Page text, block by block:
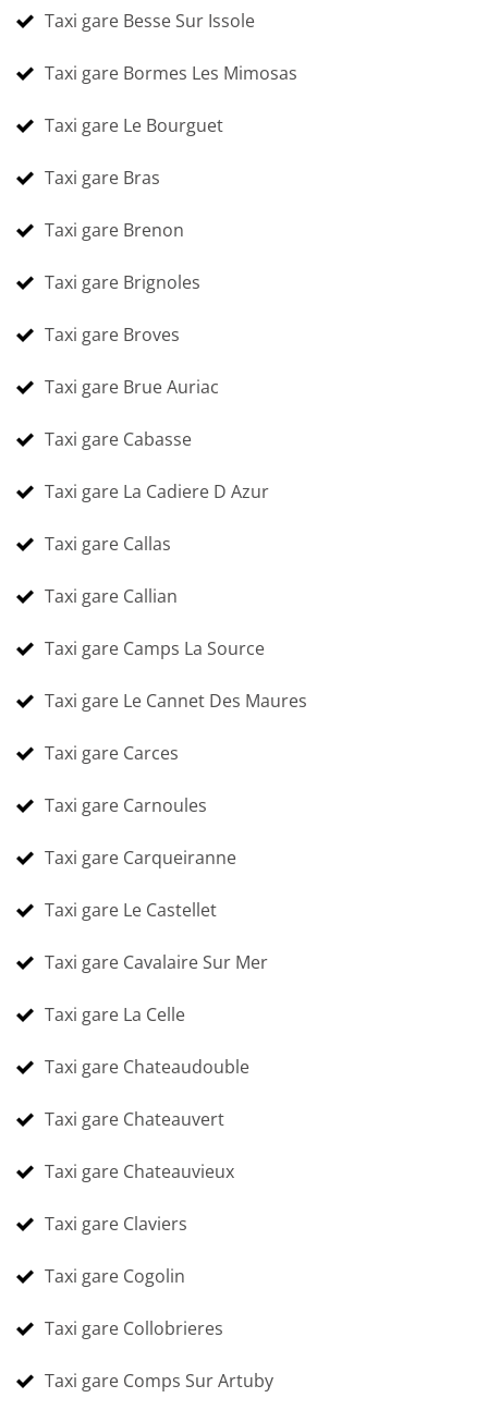
Taxi gare Besse Sur Issole
Taxi gare Bormes Les Mimosas
Taxi gare Le Bourguet
Taxi gare Bras
Taxi gare Brenon
Taxi gare Brignoles
Taxi gare Broves
Taxi gare Brue Auriac
Taxi gare Cabasse
Taxi gare La Cadiere D Azur
Taxi gare Callas
Taxi gare Callian
Taxi gare Camps La Source
Taxi gare Le Cannet Des Maures
Taxi gare Carces
Taxi gare Carnoules
Taxi gare Carqueiranne
Taxi gare Le Castellet
Taxi gare Cavalaire Sur Mer
Taxi gare La Celle
Taxi gare Chateaudouble
Taxi gare Chateauvert
Taxi gare Chateauvieux
Taxi gare Claviers
Taxi gare Cogolin
Taxi gare Collobrieres
Taxi gare Comps Sur Artuby